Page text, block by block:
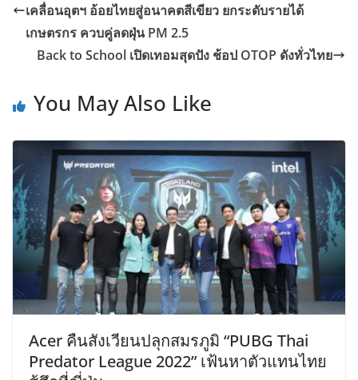
เคลื่อนอุตฯ อ้อยไทยสู่อนาคตสีเขียว ยกระดับรายได้
เกษตรกร ควบคู่ลดฝุ่น PM 2.5
Back to School เปิดเทอมสุดปัง ช้อป OTOP ดังทั่วไทย
You May Also Like
Acer คืนสังเวียนปลุกสมรภูมิ “PUBG Thai
Predator League 2022” เฟ้นหาตัวแทนไทย